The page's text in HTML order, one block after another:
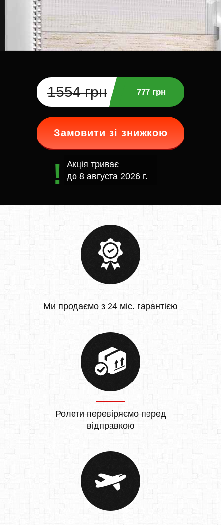
1554 грн 777 грн
Замовити зі знижкою
Акція триває
до 8 августа 2026 г.
Ми продаємо з 24 міс. гарантією
Ролети перевіряємо перед
відправкою